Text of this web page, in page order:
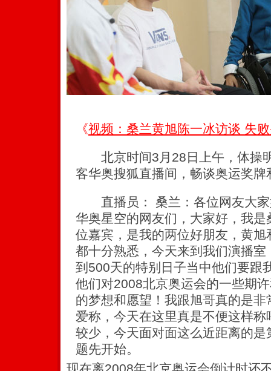
《视频：桑兰黄旭陈一冰访谈 失
北京时间3月28日上午，体操
客华奥搜狐直播间，畅谈奥运奖
直播员： 桑兰：各位网友大家
华奥星空的网友们，大家好，我
位嘉宾，是我的两位好朋友，黄
都十分熟悉，今天来到我们演播
到500天的特别日子当中他们要跟
他们对2008北京奥运会的一些期
的梦想和愿望！我跟旭哥真的是
爱称，今天在这里真是不便这样
较少，今天面对面这么近距离的
题先开始。